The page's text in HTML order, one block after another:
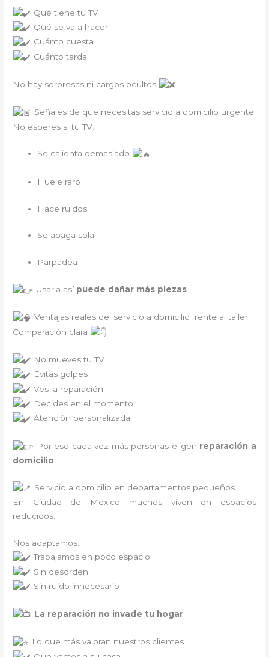
Qué tiene tu TV
Qué se va a hacer
Cuánto cuesta
Cuánto tarda
No hay sorpresas ni cargos ocultos
Señales de que necesitas servicio a domicilio urgente
No esperes si tu TV:
Se calienta demasiado
Huele raro
Hace ruidos
Se apaga sola
Parpadea
Usarla así puede dañar más piezas.
Ventajas reales del servicio a domicilio frente al taller
Comparación clara
No mueves tu TV
Evitas golpes
Ves la reparación
Decides en el momento
Atención personalizada
Por eso cada vez más personas eligen reparación a
domicilio
Servicio a domicilio en departamentos pequeños
En Ciudad de Mexico muchos viven en espacios
reducidos.
Nos adaptamos:
Trabajamos en poco espacio
Sin desorden
Sin ruido innecesario
La reparación no invade tu hogar.
Lo que más valoran nuestros clientes